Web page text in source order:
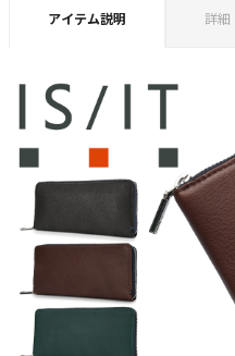
アイテム説明 詳細